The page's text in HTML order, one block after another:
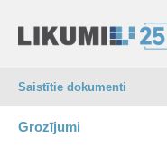
Saistītie dokumenti
Grozījumi